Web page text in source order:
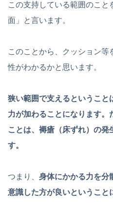
この支持している範囲のこ
面」と言います。
このことから、クッション
性がわかるかと思います。
狭い範囲で支えるということ
力が加わることになります。
ことは、褥瘡（床ずれ）の発
す。
つまり、 身体にかかる力を分
意識した方が良いということ